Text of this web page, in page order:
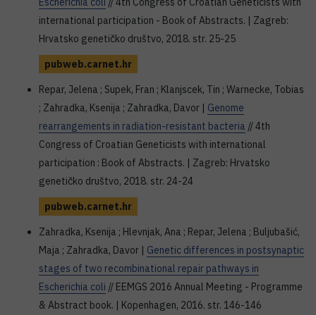
international participation - Book of Abstracts. | Zagreb:
Hrvatsko genetičko društvo, 2018. str. 25-25
pubweb.carnet.hr
Repar, Jelena ; Supek, Fran ; Klanjscek, Tin ; Warnecke, Tobias
; Zahradka, Ksenija ; Zahradka, Davor | Genome
rearrangements in radiation-resistant bacteria // 4th
Congress of Croatian Geneticists with international
participation : Book of Abstracts. | Zagreb: Hrvatsko
genetičko društvo, 2018. str. 24-24
pubweb.carnet.hr
Zahradka, Ksenija ; Hlevnjak, Ana ; Repar, Jelena ; Buljubašić,
Maja ; Zahradka, Davor | Genetic differences in postsynaptic
stages of two recombinational repair pathways in
Escherichia coli // EEMGS 2016 Annual Meeting - Programme
& Abstract book. | Kopenhagen, 2016. str. 146-146